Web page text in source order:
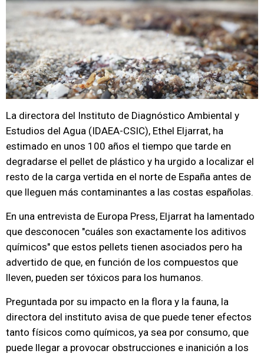
La directora del Instituto de Diagnóstico Ambiental y
Estudios del Agua (IDAEA-CSIC), Ethel Eljarrat, ha
estimado en unos 100 años el tiempo que tarde en
degradarse el pellet de plástico y ha urgido a localizar el
resto de la carga vertida en el norte de España antes de
que lleguen más contaminantes a las costas españolas.
En una entrevista de Europa Press, Eljarrat ha lamentado
que desconocen "cuáles son exactamente los aditivos
químicos" que estos pellets tienen asociados pero ha
advertido de que, en función de los compuestos que
lleven, pueden ser tóxicos para los humanos.
Preguntada por su impacto en la flora y la fauna, la
directora del instituto avisa de que puede tener efectos
tanto físicos como químicos, ya sea por consumo, que
puede llegar a provocar obstrucciones e inanición a los